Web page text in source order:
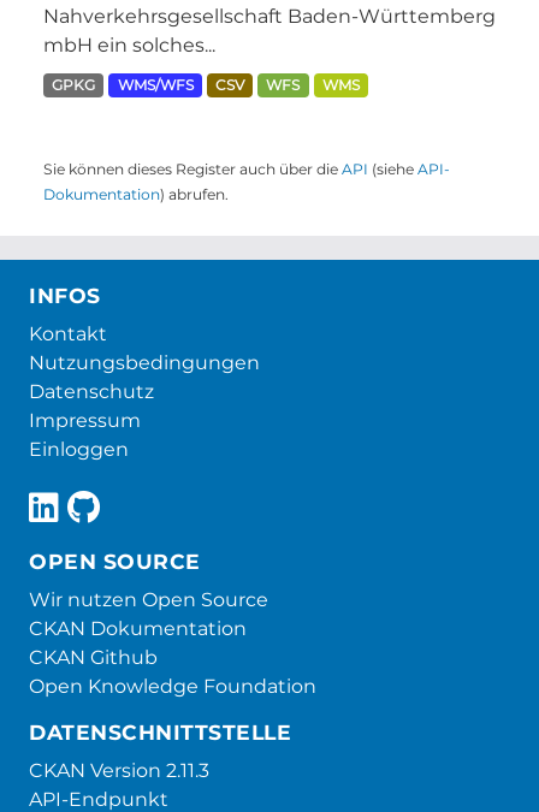
Nahverkehrsgesellschaft Baden-Württemberg
mbH ein solches...
GPKG WMS/WFS CSV WFS WMS
Sie können dieses Register auch über die API (siehe API-
Dokumentation) abrufen.
INFOS
Kontakt
Nutzungsbedingungen
Datenschutz
Impressum
Einloggen
OPEN SOURCE
Wir nutzen Open Source
CKAN Dokumentation
CKAN Github
Open Knowledge Foundation
DATENSCHNITTSTELLE
CKAN Version 2.11.3
API-Endpunkt